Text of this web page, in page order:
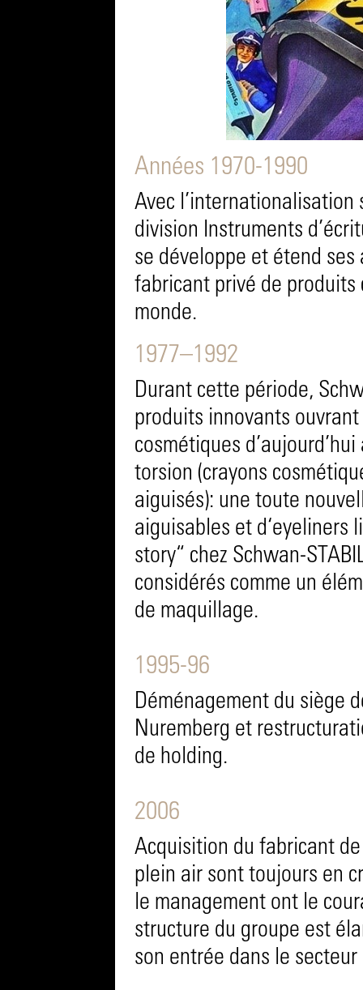
Années 1970-1990
Avec
division Instruments
se développe et étend
fabricant privé de produits
monde.
1977–1992
Durant cette période,
produits innovants
cosmétiques
torsion (crayons
aiguisés): une toute
aiguisables et d‘eyeliners
story“ chez Schwan-
considérés comme un
de maquillage.
1995-96
Déménagement du siège
Nuremberg et
de holding.
2006
Acquisition du fabricant
plein air sont toujours en
le management ont le
structure du groupe est
son entrée dans le secteur